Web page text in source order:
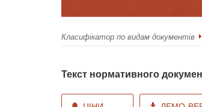
Класифікатор по видам документів
Текст нормативного